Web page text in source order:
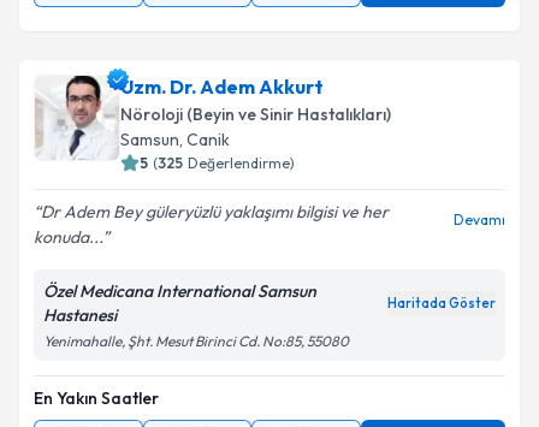
Uzm. Dr. Adem Akkurt
Nöroloji (Beyin ve Sinir Hastalıkları)
Samsun, Canik
5 (325 Değerlendirme)
Dr Adem Bey güleryüzlü yaklaşımı bilgisi ve her
konuda...
Devamı
Özel Medicana International Samsun
Hastanesi
Haritada Göster
Yenimahalle, Şht. Mesut Birinci Cd. No:85, 55080
En Yakın Saatler